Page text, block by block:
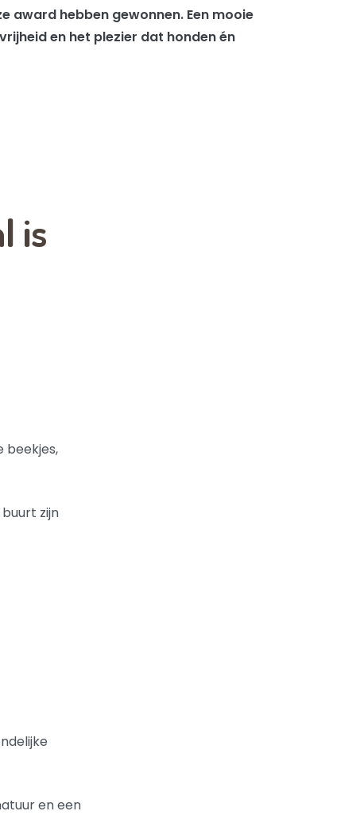
award hebben gewonnen. Een mooie
en het plezier dat honden én
is
beekjes,
zijn
en een